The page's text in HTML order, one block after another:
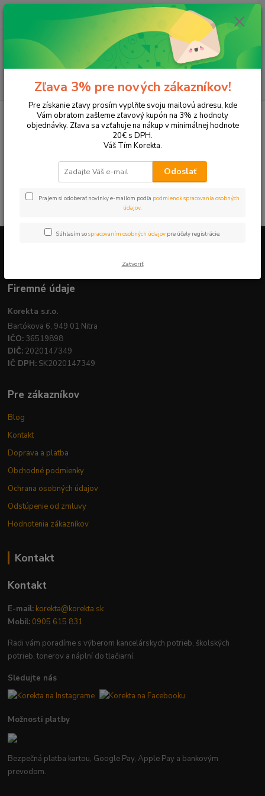
Hľadať
ks
za 0,00 EUR
Tonery a náplne do tlačiarní Hewlett Packard
HP DeskJet
DeskJet D1430
DeskJet D1430
V tejto kategórii nebol nájdený žiadny tovar.
Firemné údaje a informácie
Firemné údaje
Korekta s.r.o.
Bartókova 6, 949 01 Nitra
IČO: 36519898
DIČ: 2020147349
IČ DPH: SK2020147349
Pre zákazníkov
Blog
Kontakt
Doprava a platba
Obchodné podmienky
Ochrana osobných údajov
Odstúpenie od zmluvy
Hodnotenia zákazníkov
Kontakt
Kontakt
E-mail: korekta@korekta.sk
Mobil: 0905 615 831
Radi vám poradíme s výberom kancelárskych potrieb, školských
potrieb, tonerov a náplní do tlačiarní.
Sledujte nás
Možnosti platby
Bezpečná platba kartou, Google Pay, Apple Pay a bankovým
prevodom.
Zľava 3% pre nových zákazníkov!
Pre získanie zľavy prosím vyplňte svoju mailovú adresu, kde
Vám obratom zašleme zľavový kupón na 3% z hodnoty
objednávky. Zľava sa vzťahuje na nákup v minimálnej hodnote
20€ s DPH.
Váš Tím Korekta.
Odoslať
Prajem si odoberať novinky e-mailom podľa podmienok spracovania osobných
údajov.
Súhlasím sospracovaním osobných údajov pre účely registrácie.
Zatvoriť